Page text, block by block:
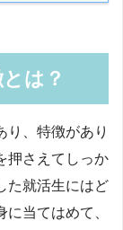
は？
り、特徴があり
押さえてしっか
た就活生にはど
当てはめて、